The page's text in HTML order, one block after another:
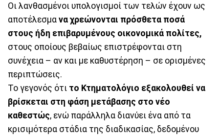
Οι λανθασμένοι υπολογισμοί των τελών έχουν ως
αποτέλεσμα να χρεώνονται πρόσθετα ποσά
στους ήδη επιβαρυμένους οικονομικά πολίτες,
στους οποίους βεβαίως επιστρέφονται στη
συνέχεια – αν και με καθυστέρηση – σε ορισμένες
περιπτώσεις.
Το γεγονός ότι το Κτηματολόγιο εξακολουθεί να
βρίσκεται στη φάση μετάβασης στο νέο
καθεστώς, ενώ παράλληλα διανύει ένα από τα
κρισιμότερα στάδια της διαδικασίας, δεδομένου